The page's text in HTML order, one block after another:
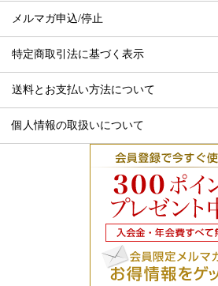
メルマガ申込/停止
特定商取引法に基づく表示
送料とお支払い方法について
個人情報の取扱いについて